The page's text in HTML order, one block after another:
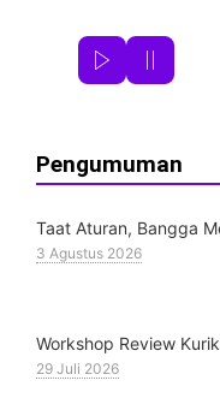
Pengumuman
Taat Aturan, Bangga
3 Agustus 2026
Workshop Review
29 Juli 2026